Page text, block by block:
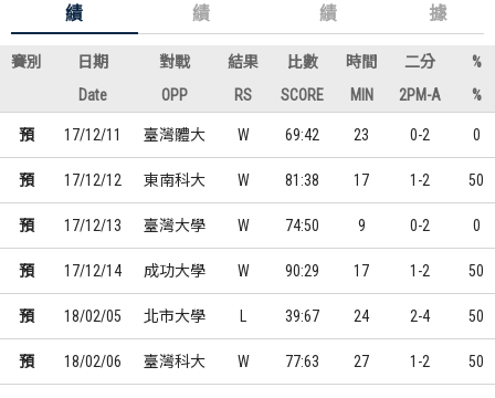
績
績
績
據
賽別 日期 對戰 結果 比數 時間 二分
%
Date
OPP RS SCORE MIN 2PM-A %
預 17/12/11 臺灣體大 W 69:42 23 0-2 0
預 17/12/12 東南科大 W 81:38 17 1-2 50
預 17/12/13 臺灣大學 W 74:50 9 0-2 0
預 17/12/14 成功大學 W 90:29 17 1-2 50
預 18/02/05 北市大學 L 39:67 24 2-4 50
預 18/02/06 臺灣科大 W 77:63 27 1-2 50